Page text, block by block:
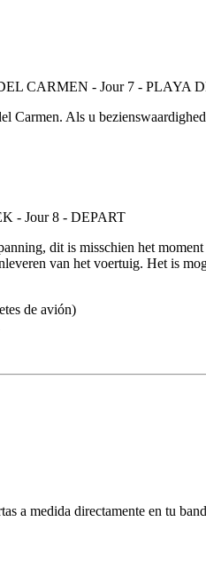
Carmen. Als u
dit is misschien het
van het voertuig. Het is
de avión)
a medida directamente en tu